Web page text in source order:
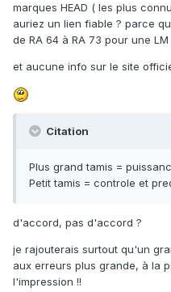
marques HEAD ( les plus
auriez un lien fiable ? parce
de RA 64 à RA 73 pour une
et aucune info sur le site
Citation
Plus grand tamis =
Petit tamis = controle et
d'accord, pas d'accord ?
je rajouterais surtout qu'un
aux erreurs plus grande, à la
l'impression !!